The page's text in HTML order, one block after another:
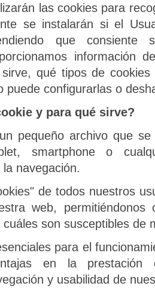
las cookies para
se instalarán si el
que
información
qué tipos de
puede configurarlas o
y para qué sirve?
pequeño archivo que
smartphone o
navegación.
de todos nuestros
web, permitiéndonos
son susceptibles de
para el
en la prestación
y usabilidad de